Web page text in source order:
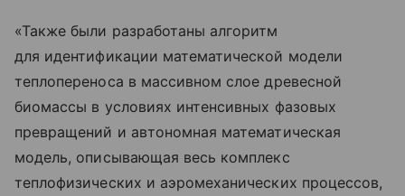
«Также были разработаны алгоритм
для идентификации математической модели
теплопереноса в массивном слое древесной
биомассы в условиях интенсивных фазовых
превращений и автономная математическая
модель, описывающая весь комплекс
теплофизических и аэромеханических процессов,